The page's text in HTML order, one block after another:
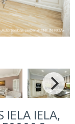
IELA IELA,